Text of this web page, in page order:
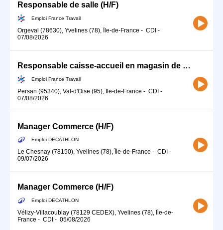
Responsable de salle (H/F)
Emploi France Travail
Orgeval (78630), Yvelines (78), Île-de-France - CDI -
07/08/2026
Responsable caisse-accueil en magasin de sport (H/F)
Emploi France Travail
Persan (95340), Val-d'Oise (95), Île-de-France - CDI -
07/08/2026
Manager Commerce (H/F)
Emploi DECATHLON
Le Chesnay (78150), Yvelines (78), Île-de-France - CDI -
09/07/2026
Manager Commerce (H/F)
Emploi DECATHLON
Vélizy-Villacoublay (78129 CEDEX), Yvelines (78), Île-de-
France - CDI - 05/08/2026